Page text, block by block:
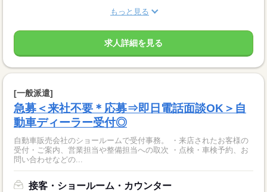
もっと見る
求人詳細を見る
[一般派遣]
急募＜来社不要＊応募⇒即日電話面談OK＞自
動車ディーラー受付◎
自動車販売会社のショールームで受付事務。 ・来店されたお客様の
受付・ご案内、営業担当や整備担当への取次 ・点検・車検予約、お
問い合わせなどの...
接客・ショールーム・カウンター